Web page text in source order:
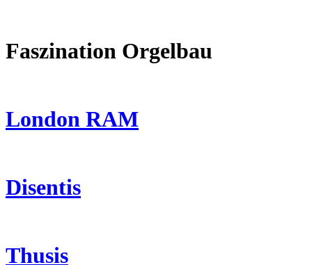
Faszination Orgelbau
London RAM
Disentis
Thusis